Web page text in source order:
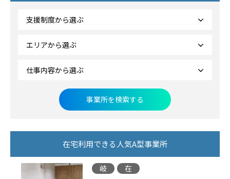
在宅利用できる人気A型事業所
岐
在